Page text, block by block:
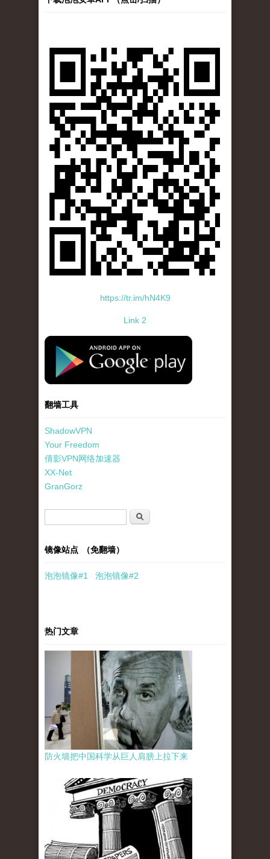
https://tr.im/hN4K9
Link 2
standard-icon-googleplay-app-store.png
翻墙工具
ShadowVPN
Your Freedom
倩影VPN网络加速器
XX-Net
GranGorz
搜索
镜像站点 （免翻墙）
泡泡镜像#1 泡泡镜像#2
热门文章
防火墙把中国科学从巨人肩膀上拉下来